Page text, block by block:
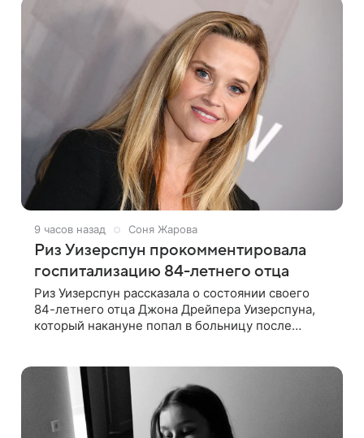
9 часов назад Соня Жарова
Риз Уизерспун прокомментировала
госпитализацию 84-летнего отца
Риз Уизерспун рассказала о состоянии своего
84-летнего отца Джона Дрейпера Уизерспуна,
который накануне попал в больницу после